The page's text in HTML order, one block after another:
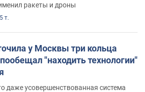
ракеты и дроны
т.
у Москвы три кольца
"находить технологии"
даже усовершенствованная система